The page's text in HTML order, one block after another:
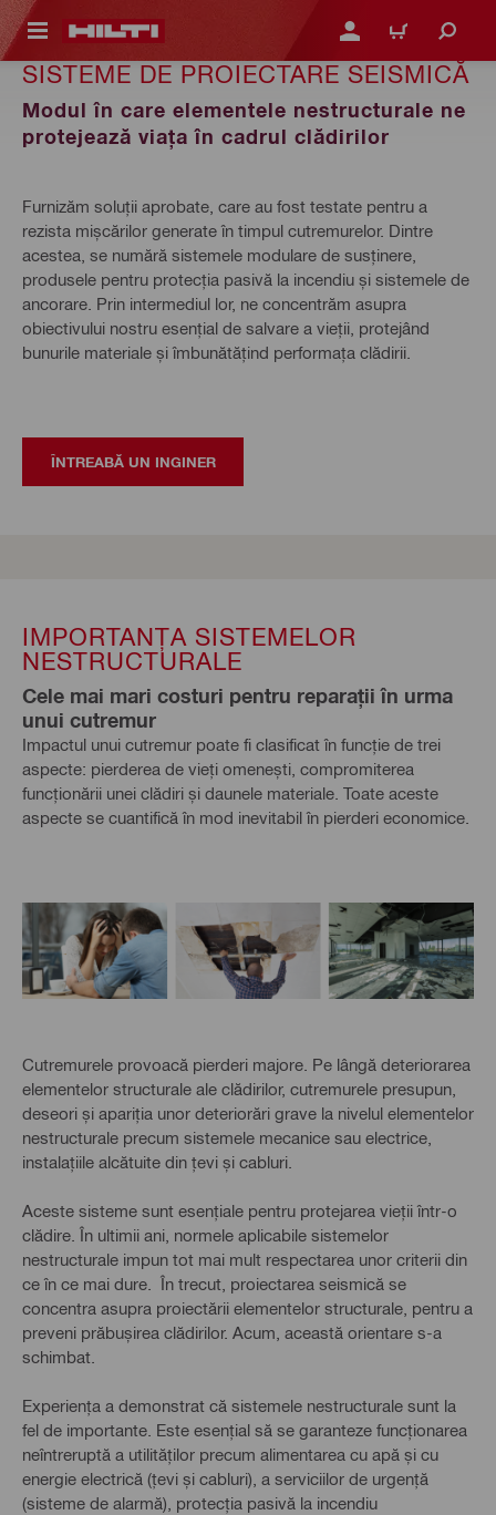
CONTENT CONECTARE SAU
COȘ
SISTEME DE PROIECTARE SEISMICĂ
Modul în care elementele nestructurale ne
protejează viața în cadrul clădirilor
Furnizăm soluții aprobate, care au fost testate pentru a
rezista mișcărilor generate în timpul cutremurelor. Dintre
acestea, se numără sistemele modulare de susținere,
produsele pentru protecția pasivă la incendiu și sistemele de
ancorare. Prin intermediul lor, ne concentrăm asupra
obiectivului nostru esențial de salvare a vieții, protejând
bunurile materiale și îmbunătățind performața clădirii.
ÎNTREABĂ UN INGINER
IMPORTANȚA SISTEMELOR
NESTRUCTURALE
Cele mai mari costuri pentru reparații în urma
unui cutremur
Impactul unui cutremur poate fi clasificat în funcție de trei
aspecte: pierderea de vieți omenești, compromiterea
funcționării unei clădiri și daunele materiale. Toate aceste
aspecte se cuantifică în mod inevitabil în pierderi economice.
Cutremurele provoacă pierderi majore. Pe lângă deteriorarea
elementelor structurale ale clădirilor, cutremurele presupun,
deseori și apariția unor deteriorări grave la nivelul elementelor
nestructurale precum sistemele mecanice sau electrice,
instalațiile alcătuite din țevi și cabluri.
Aceste sisteme sunt esențiale pentru protejarea vieții într-o
clădire. În ultimii ani, normele aplicabile sistemelor
nestructurale impun tot mai mult respectarea unor criterii din
ce în ce mai dure. În trecut, proiectarea seismică se
concentra asupra proiectării elementelor structurale, pentru a
preveni prăbușirea clădirilor. Acum, această orientare s-a
schimbat.
Experiența a demonstrat că sistemele nestructurale sunt la
fel de importante. Este esențial să se garanteze funcționarea
neîntreruptă a utilităților precum alimentarea cu apă și cu
energie electrică (țevi și cabluri), a serviciilor de urgență
(sisteme de alarmă), protecția pasivă la incendiu